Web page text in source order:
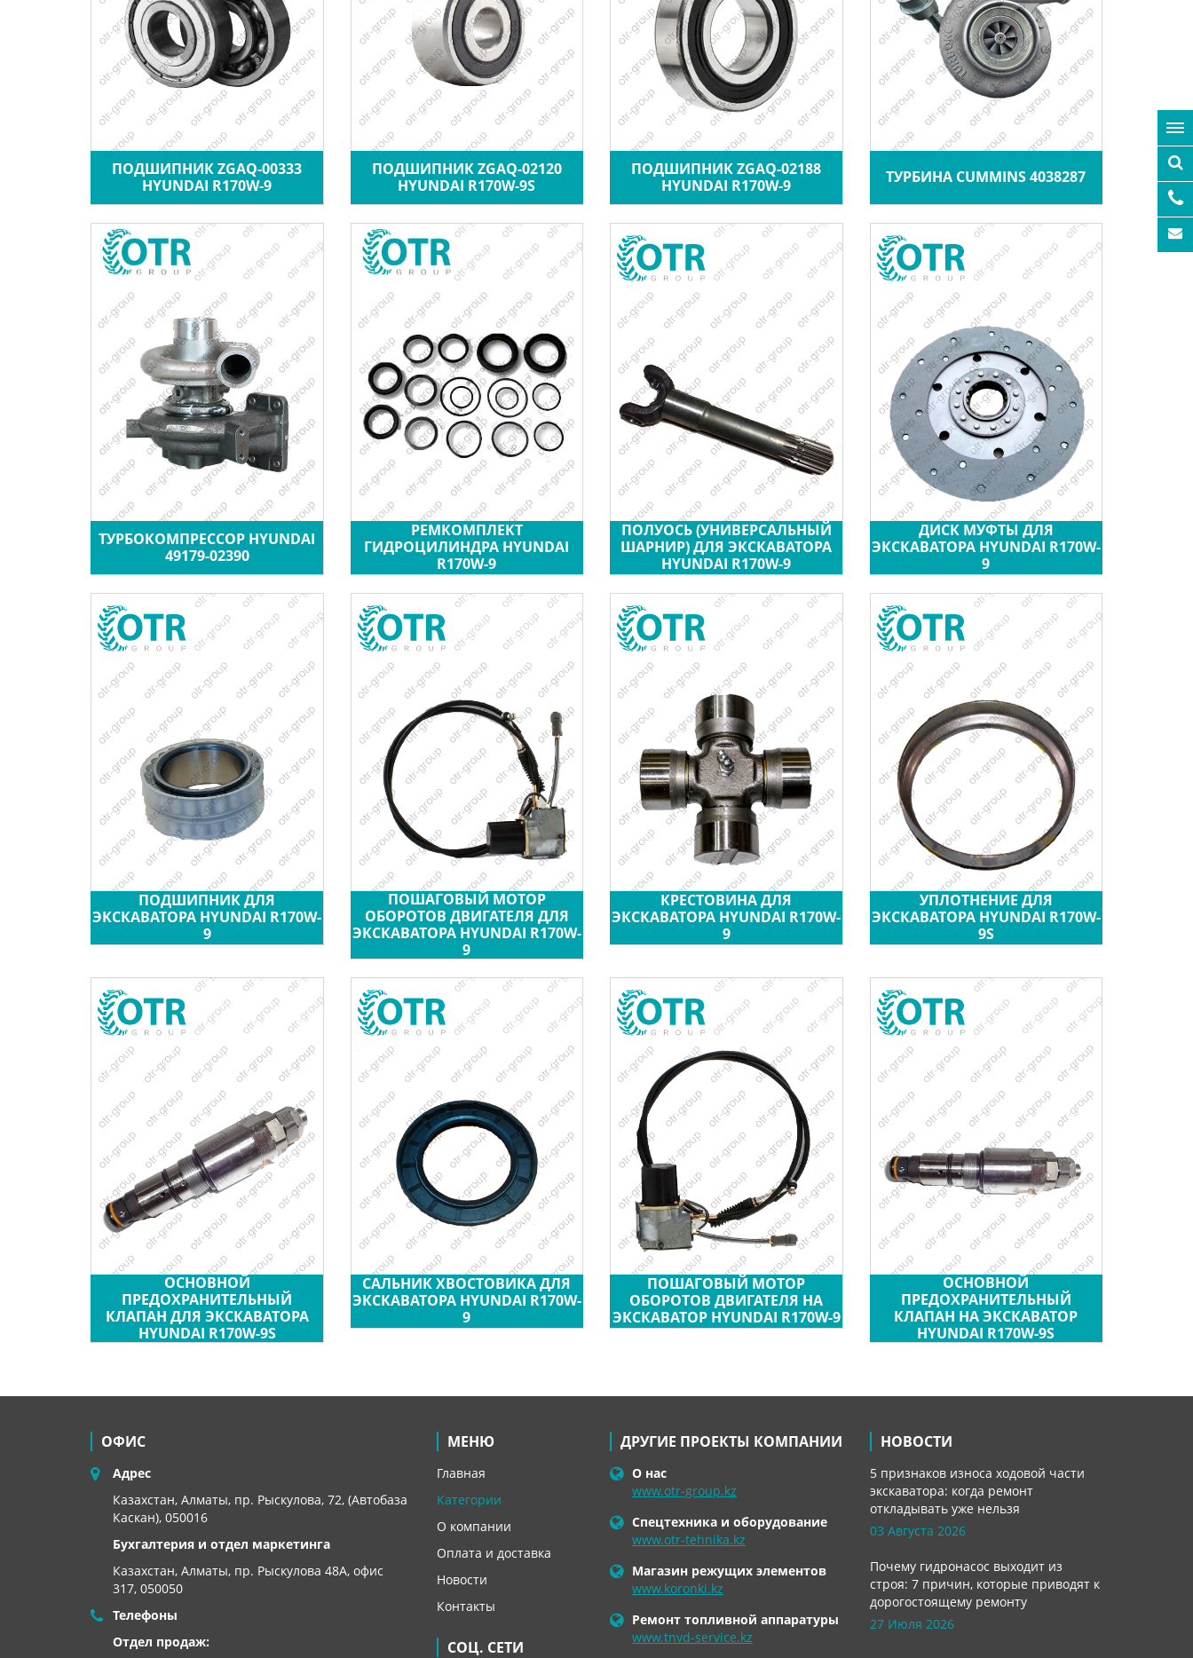
ПОДШИПНИК ZGAQ-00333
HYUNDAI R170W-9
ПОДШИПНИК ZGAQ-02120
HYUNDAI R170W-9S
ПОДШИПНИК ZGAQ-02188
HYUNDAI R170W-9
ТУРБИНА CUMMINS 4038287
ТУРБОКОМПРЕССОР HYUNDAI
49179-02390
РЕМКОМПЛЕКТ
ГИДРОЦИЛИНДРА HYUNDAI
R170W-9
ПОЛУОСЬ (УНИВЕРСАЛЬНЫЙ
ШАРНИР) ДЛЯ ЭКСКАВАТОРА
HYUNDAI R170W-9
ДИСК МУФТЫ ДЛЯ
ЭКСКАВАТОРА HYUNDAI R170W-
9
ПОДШИПНИК ДЛЯ
ЭКСКАВАТОРА HYUNDAI R170W-
9
ПОШАГОВЫЙ МОТОР
ОБОРОТОВ ДВИГАТЕЛЯ ДЛЯ
ЭКСКАВАТОРА HYUNDAI R170W-
9
КРЕСТОВИНА ДЛЯ
ЭКСКАВАТОРА HYUNDAI R170W-
9
УПЛОТНЕНИЕ ДЛЯ
ЭКСКАВАТОРА HYUNDAI R170W-
9S
ОСНОВНОЙ
ПРЕДОХРАНИТЕЛЬНЫЙ
КЛАПАН ДЛЯ ЭКСКАВАТОРА
HYUNDAI R170W-9S
САЛЬНИК ХВОСТОВИКА ДЛЯ
ЭКСКАВАТОРА HYUNDAI R170W-
9
ПОШАГОВЫЙ МОТОР
ОБОРОТОВ ДВИГАТЕЛЯ НА
ЭКСКАВАТОР HYUNDAI R170W-9
ОСНОВНОЙ
ПРЕДОХРАНИТЕЛЬНЫЙ
КЛАПАН НА ЭКСКАВАТОР
HYUNDAI R170W-9S
ОФИС
Адрес
Казахстан, Алматы, пр. Рыскулова, 72, (Автобаза
Каскан), 050016
Бухгалтерия и отдел маркетинга
Казахстан, Алматы, пр. Рыскулова 48А, офис
317, 050050
Телефоны
Отдел продаж:
МЕНЮ
Главная
Категории
О компании
Оплата и доставка
Новости
Контакты
СОЦ. СЕТИ
ДРУГИЕ ПРОЕКТЫ КОМПАНИИ
О нас
www.otr-group.kz
Спецтехника и оборудование
www.otr-tehnika.kz
Магазин режущих элементов
www.koronki.kz
Ремонт топливной аппаратуры
www.tnvd-service.kz
НОВОСТИ
5 признаков износа ходовой части
экскаватора: когда ремонт
откладывать уже нельзя
03 Августа 2026
Почему гидронасос выходит из
строя: 7 причин, которые приводят к
дорогостоящему ремонту
27 Июля 2026